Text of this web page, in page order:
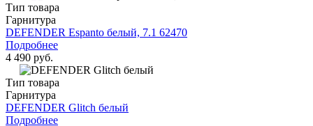
Тип товара
Гарнитура
DEFENDER Espanto белый, 7.1 62470
Подробнее
4 490 руб.
Тип товара
Гарнитура
DEFENDER Glitch белый
Подробнее